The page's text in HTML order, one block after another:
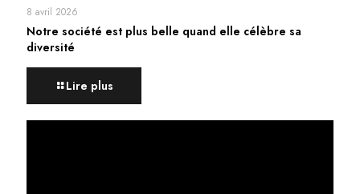
8 avril 2026
Notre société est plus belle quand elle célèbre sa
diversité
Lire plus